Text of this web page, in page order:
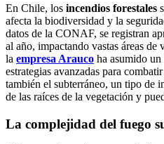
En Chile, los incendios forestales
afecta la biodiversidad y la
datos de la CONAF, se registran
al año, impactando vastas áreas de
la empresa Arauco ha asumido un
estrategias avanzadas para
también el subterráneo, un tipo de
de las raíces de la vegetación y
La complejidad del fuego